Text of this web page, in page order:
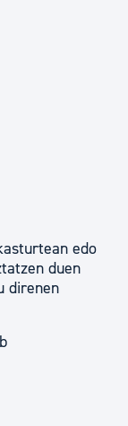
edo
duen
direnen